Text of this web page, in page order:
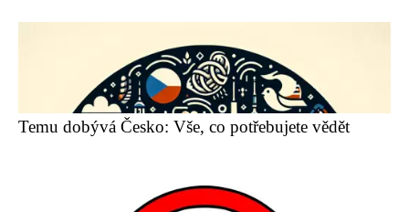
Temu dobývá Česko: Vše, co potřebujete vědět